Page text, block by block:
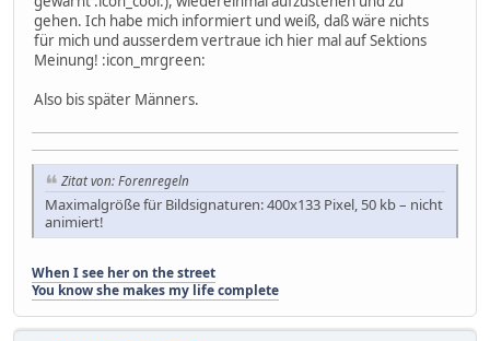
gehen. Ich habe mich informiert und weiß, daß wäre nichts
für mich und ausserdem vertraue ich hier mal auf Sektions
Meinung! :icon_mrgreen:
Also bis später Männers.
Zitat von: Forenregeln
Maximalgröße für Bildsignaturen: 400x133 Pixel, 50 kb – nicht
animiert!
When I see her on the street
You know she makes my life complete